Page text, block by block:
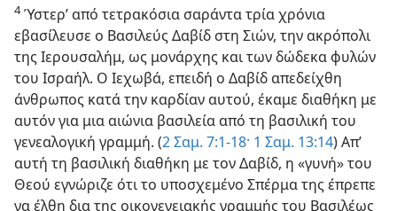
4Ύστερ’ από τετρακόσια σαράντα τρία χρόνια
εβασίλευσε ο Βασιλεύς Δαβίδ στη Σιών, την ακρόπολι
της Ιερουσαλήμ, ως μονάρχης και των δώδεκα φυλών
του Ισραήλ. Ο Ιεχωβά, επειδή ο Δαβίδ απεδείχθη
άνθρωπος κατά την καρδίαν αυτού, έκαμε διαθήκη με
αυτόν για μια αιώνια βασιλεία από τη βασιλική του
γενεαλογική γραμμή. (2 Σαμ. 7:1-18· 1 Σαμ. 13:14) Απ’
αυτή τη βασιλική διαθήκη με τον Δαβίδ, η «γυνή» του
Θεού εγνώριζε ότι το υποσχεμένο Σπέρμα της έπρεπε
να έλθη δια της οικογενειακής γραμμής του Βασιλέως